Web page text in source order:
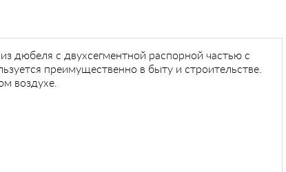
дюбеля с двухсегментной распорной частью с
преимущественно в быту и строительстве.
воздухе.